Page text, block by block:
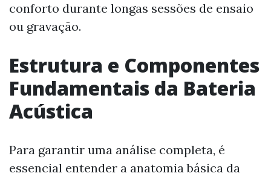
conforto durante longas sessões de ensaio
ou gravação.
Estrutura e Componentes
Fundamentais da Bateria
Acústica
Para garantir uma análise completa, é
essencial entender a anatomia básica da